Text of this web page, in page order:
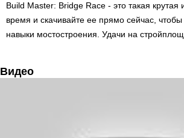
Build Master: Bridge Race - это такая крутая
время и скачивайте ее прямо сейчас, чтобы
навыки мостостроения. Удачи на
Видео